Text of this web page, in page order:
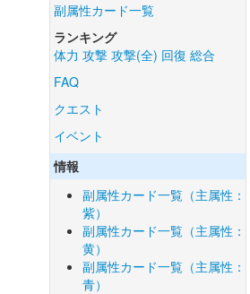
副属性カード一覧
ランキング
体力 攻撃 攻撃(全) 回復 総合
FAQ
クエスト
イベント
情報
副属性カード一覧（主属性：
紫）
副属性カード一覧（主属性：
黄）
副属性カード一覧（主属性：
青）